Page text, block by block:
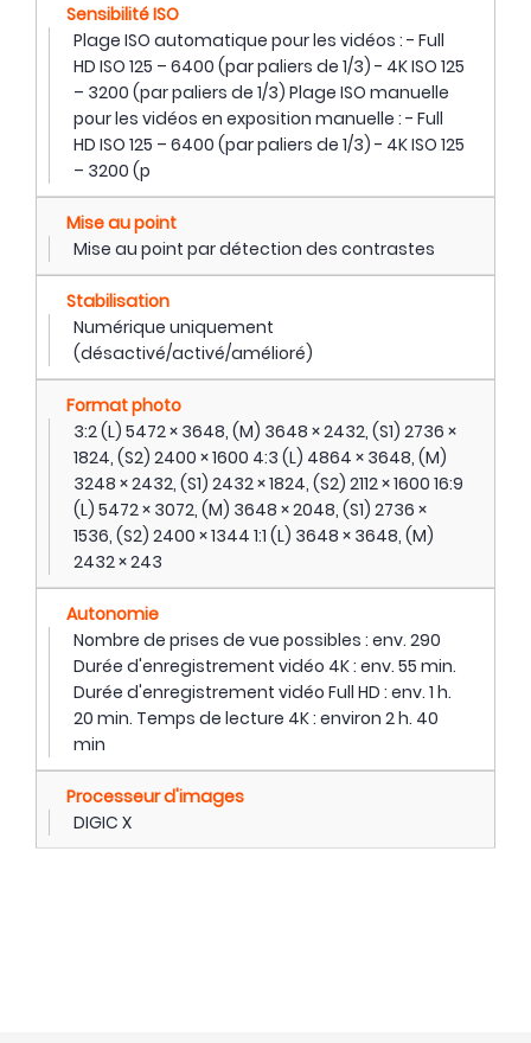
Sensibilité ISO
Plage ISO automatique pour les vidéos : - Full
HD ISO 125 – 6400 (par paliers de 1/3) - 4K ISO 125
– 3200 (par paliers de 1/3) Plage ISO manuelle
pour les vidéos en exposition manuelle : - Full
HD ISO 125 – 6400 (par paliers de 1/3) - 4K ISO 125
– 3200 (p
Mise au point
Mise au point par détection des contrastes
Stabilisation
Numérique uniquement
(désactivé/activé/amélioré)
Format photo
3:2 (L) 5472 × 3648, (M) 3648 × 2432, (S1) 2736 ×
1824, (S2) 2400 × 1600 4:3 (L) 4864 × 3648, (M)
3248 × 2432, (S1) 2432 × 1824, (S2) 2112 × 1600 16:9
(L) 5472 × 3072, (M) 3648 × 2048, (S1) 2736 ×
1536, (S2) 2400 × 1344 1:1 (L) 3648 × 3648, (M)
2432 × 243
Autonomie
Nombre de prises de vue possibles : env. 290
Durée d'enregistrement vidéo 4K : env. 55 min.
Durée d'enregistrement vidéo Full HD : env. 1 h.
20 min. Temps de lecture 4K : environ 2 h. 40
min
Processeur d'images
DIGIC X